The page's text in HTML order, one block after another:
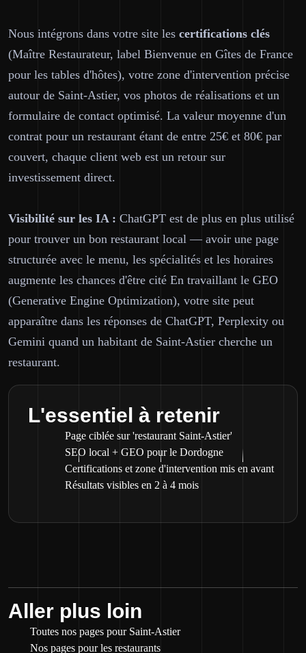
Nous intégrons dans votre site les certifications clés
(Maître Restaurateur, label Bienvenue en Gîtes de France
pour les tables d'hôtes), votre zone d'intervention précise
autour de Saint-Astier, vos photos de réalisations et un
formulaire de contact optimisé. La valeur moyenne d'un
contrat pour un restaurant étant de entre 25€ et 80€ par
couvert, chaque client web est un retour sur
investissement direct.
Visibilité sur les IA : ChatGPT est de plus en plus utilisé
pour trouver un bon restaurant local — avoir une page
structurée avec le menu, les spécialités et les horaires
augmente les chances d'être cité En travaillant le GEO
(Generative Engine Optimization), votre site peut
apparaître dans les réponses de ChatGPT, Perplexity ou
Gemini quand un habitant de Saint-Astier cherche un
restaurant.
L'essentiel à retenir
Page ciblée sur 'restaurant Saint-Astier'
SEO local + GEO pour le Dordogne
Certifications et zone d'intervention mis en avant
Résultats visibles en 2 à 4 mois
Aller plus loin
Toutes nos pages pour Saint-Astier
Nos pages pour les restaurants